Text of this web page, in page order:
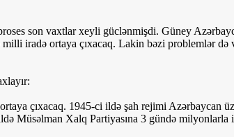
son vaxtlar xeyli güclənmişdi. Güney
iradə ortaya çıxacaq. Lakin bəzi problemlər də
çıxacaq. 1945-ci ildə şah rejimi Azərbaycan
Müsəlman Xalq Partiyasına 3 gündə